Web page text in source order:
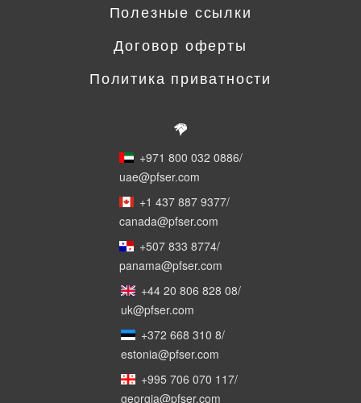
Полезные ссылки
Договор оферты
Политика приватности
+971 800 032 0886/
uae@pfser.com
+1 437 887 9377/
canada@pfser.com
+507 833 8774/
panama@pfser.com
+44 20 806 828 08/
uk@pfser.com
+372 668 310 8/
estonia@pfser.com
+995 706 070 117/
georgia@pfser.com